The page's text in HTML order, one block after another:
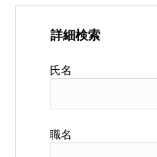
詳細検索
氏名
職名